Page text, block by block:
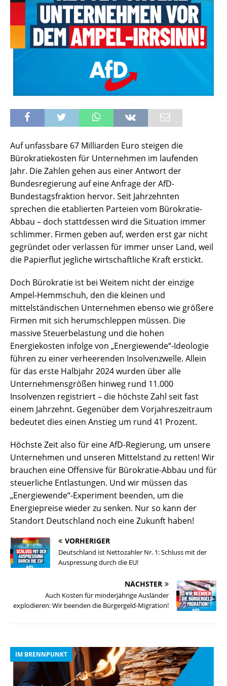
Auf unfassbare 67 Milliarden Euro steigen die
Bürokratiekosten für Unternehmen im laufenden
Jahr. Die Zahlen gehen aus einer Antwort der
Bundesregierung auf eine Anfrage der AfD-
Bundestagsfraktion hervor. Seit Jahrzehnten
sprechen die etablierten Parteien vom Bürokratie-
Abbau – doch stattdessen wird die Situation immer
schlimmer. Firmen geben auf, werden erst gar nicht
gegründet oder verlassen für immer unser Land, weil
die Papierflut jegliche wirtschaftliche Kraft erstickt.
Doch Bürokratie ist bei Weitem nicht der einzige
Ampel-Hemmschuh, den die kleinen und
mittelständischen Unternehmen ebenso wie größere
Firmen mit sich herumschleppen müssen. Die
massive Steuerbelastung und die hohen
Energiekosten infolge von „Energiewende“-Ideologie
führen zu einer verheerenden Insolvenzwelle. Allein
für das erste Halbjahr 2024 wurden über alle
Unternehmensgrößen hinweg rund 11.000
Insolvenzen registriert – die höchste Zahl seit fast
einem Jahrzehnt. Gegenüber dem Vorjahreszeitraum
bedeutet dies einen Anstieg um rund 41 Prozent.
Höchste Zeit also für eine AfD-Regierung, um unsere
Unternehmen und unseren Mittelstand zu retten! Wir
brauchen eine Offensive für Bürokratie-Abbau und für
steuerliche Entlastungen. Und wir müssen das
„Energiewende“-Experiment beenden, um die
Energiepreise wieder zu senken. Nur so kann der
Standort Deutschland noch eine Zukunft haben!
VORHERIGER
Deutschland ist Nettozahler Nr. 1: Schluss mit der
Auspressung durch die EU!
NÄCHSTER
Auch Kosten für minderjährige Ausländer
explodieren: Wir beenden die Bürgergeld-Migration!
IM BRENNPUNKT